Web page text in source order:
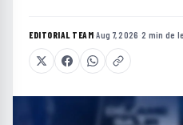
EDITORIAL TEAM·Aug 7, 2026 ·2 min de